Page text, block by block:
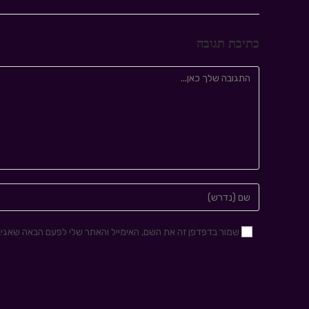
כתיבת תגובה
שמור בדפדפן זה את השם, האימייל והאתר שלי לפעם הבאה